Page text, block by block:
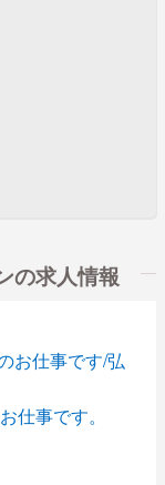
の求人情報
お仕事です/弘
仕事です。